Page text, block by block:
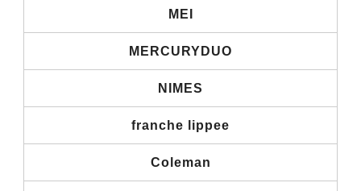
MEI
MERCURYDUO
NIMES
franche lippee
Coleman